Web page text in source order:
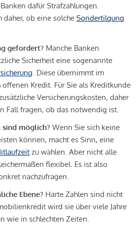
dafür Strafzahlungen.
daher, ob eine solche Sondertilgung
gefordert? Manche Banken
Sicherheit eine sogenannte
. Diese übernimmt im
Kredit. Für Sie als Kreditkunde
Versicherungskosten, daher
Fall fragen, ob das notwendig ist.
sind möglich? Wenn Sie sich keine
können, macht es Sinn, eine
zu wählen. Aber nicht alle
flexibel. Es ist also
nachzufragen.
Ebene? Harte Zahlen sind nicht
wird sie über viele Jahre
wie in schlechten Zeiten.